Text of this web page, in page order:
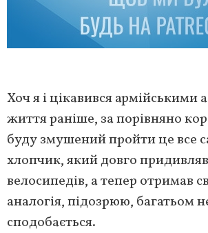
Хоч я і цікавився армійськими
життя раніше, за порівняно
буду змушений пройти це все
хлопчик, який довго
велосипедів, а тепер отримав
аналогія, підозрюю, багатьом
сподобається.